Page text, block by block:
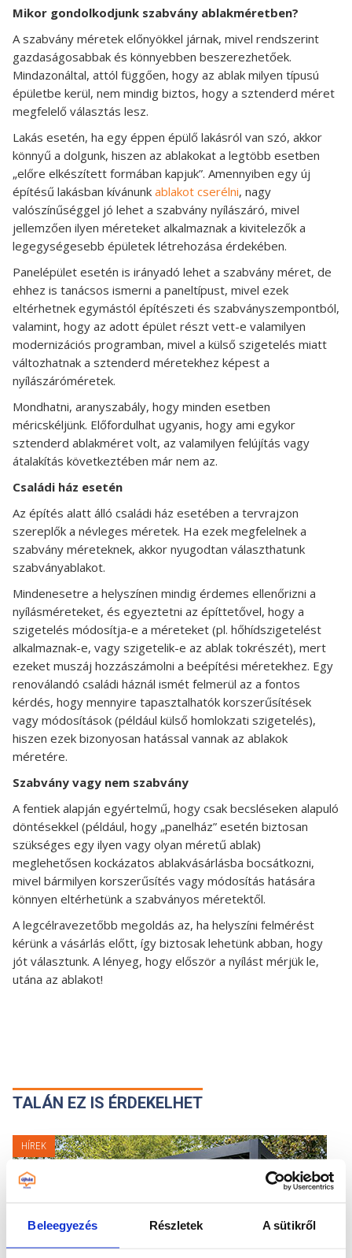
Beleegyezés Részletek A sütikről
Mikor gondolkodjunk szabvány ablakméretben?
A szabvány méretek előnyökkel járnak, mivel rendszerint
gazdaságosabbak és könnyebben beszerezhetőek.
Mindazonáltal, attól függően, hogy az ablak milyen típusú
épületbe kerül, nem mindig biztos, hogy a sztenderd méret
megfelelő választás lesz.
Lakás esetén, ha egy éppen épülő lakásról van szó, akkor
könnyű a dolgunk, hiszen az ablakokat a legtöbb esetben
„előre elkészített formában kapjuk”. Amennyiben egy új
építésű lakásban kívánunk ablakot cserélni, nagy
valószínűséggel jó lehet a szabvány nyílászáró, mivel
jellemzően ilyen méreteket alkalmaznak a kivitelezők a
legegységesebb épületek létrehozása érdekében.
Panelépület esetén is irányadó lehet a szabvány méret, de
ehhez is tanácsos ismerni a paneltípust, mivel ezek
eltérhetnek egymástól építészeti és szabványszempontból,
valamint, hogy az adott épület részt vett-e valamilyen
modernizációs programban, mivel a külső szigetelés miatt
változhatnak a sztenderd méretekhez képest a
nyílászáróméretek.
Mondhatni, aranyszabály, hogy minden esetben
méricskéljünk. Előfordulhat ugyanis, hogy ami egykor
sztenderd ablakméret volt, az valamilyen felújítás vagy
átalakítás következtében már nem az.
Családi ház esetén
Az építés alatt álló családi ház esetében a tervrajzon
szereplők a névleges méretek. Ha ezek megfelelnek a
szabvány méreteknek, akkor nyugodtan választhatunk
szabványablakot.
Mindenesetre a helyszínen mindig érdemes ellenőrizni a
nyílásméreteket, és egyeztetni az építtetővel, hogy a
szigetelés módosítja-e a méreteket (pl. hőhídszigetelést
alkalmaznak-e, vagy szigetelik-e az ablak tokrészét), mert
ezeket muszáj hozzászámolni a beépítési méretekhez. Egy
renoválandó családi háznál ismét felmerül az a fontos
kérdés, hogy mennyire tapasztalhatók korszerűsítések
vagy módosítások (például külső homlokzati szigetelés),
hiszen ezek bizonyosan hatással vannak az ablakok
méretére.
Szabvány vagy nem szabvány
A fentiek alapján egyértelmű, hogy csak becsléseken alapuló
döntésekkel (például, hogy „panelház” esetén biztosan
szükséges egy ilyen vagy olyan méretű ablak)
meglehetősen kockázatos ablakvásárlásba bocsátkozni,
mivel bármilyen korszerűsítés vagy módosítás hatására
könnyen eltérhetünk a szabványos méretektől.
A legcélravezetőbb megoldás az, ha helyszíni felmérést
kérünk a vásárlás előtt, így biztosak lehetünk abban, hogy
jót választunk. A lényeg, hogy először a nyílást mérjük le,
utána az ablakot!
TALÁN EZ IS ÉRDEKELHET
HÍREK